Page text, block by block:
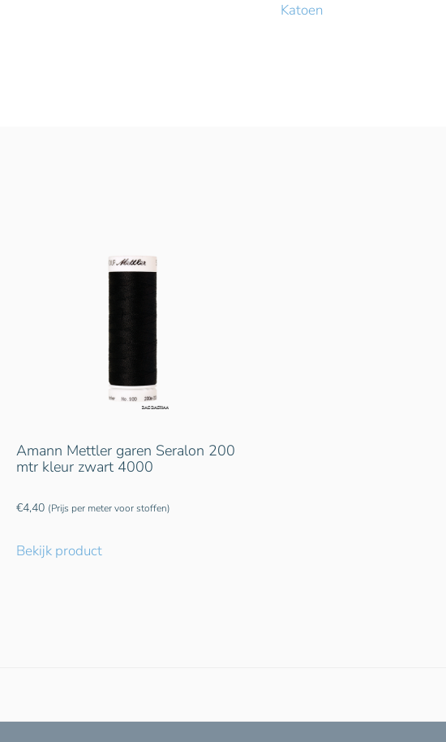
Katoen
Amann Mettler garen Seralon 200
mtr kleur zwart 4000
€4,40 (Prijs per meter voor stoffen)
Bekijk product